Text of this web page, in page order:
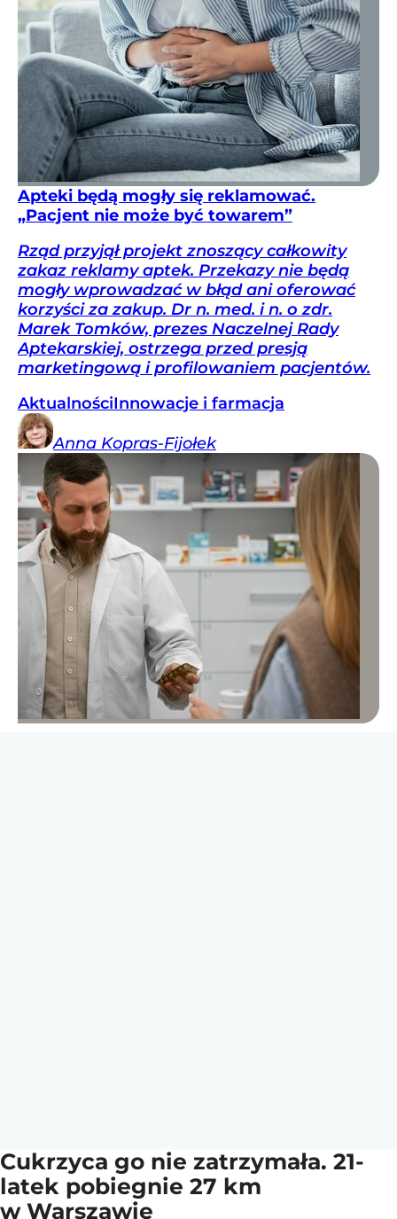
Apteki będą mogły się reklamować.
„Pacjent nie może być towarem”
Rząd przyjął projekt znoszący całkowity
zakaz reklamy aptek. Przekazy nie będą
mogły wprowadzać w błąd ani oferować
korzyści za zakup. Dr n. med. i n. o zdr.
Marek Tomków, prezes Naczelnej Rady
Aptekarskiej, ostrzega przed presją
marketingową i profilowaniem pacjentów.
AktualnościInnowacje i farmacja
Anna Kopras-Fijołek
Cukrzyca go nie zatrzymała. 21-
latek pobiegnie 27 km
w Warszawie